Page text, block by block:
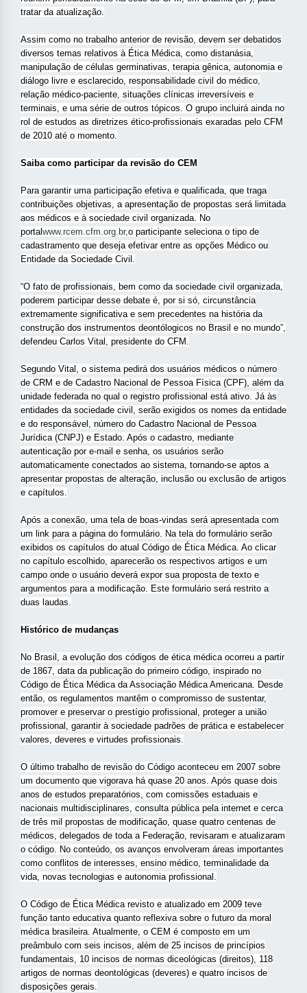
tratar da atualização.
Assim como no trabalho anterior de revisão, devem ser debatidos
diversos temas relativos à Ética Médica, como distanásia,
manipulação de células germinativas, terapia gênica, autonomia e
diálogo livre e esclarecido, responsabilidade civil do médico,
relação médico-paciente, situações clínicas irreversíveis e
terminais, e uma série de outros tópicos. O grupo incluirá ainda no
rol de estudos as diretrizes ético-profissionais exaradas pelo CFM
de 2010 até o momento.
Saiba como participar da revisão do CEM
Para garantir uma participação efetiva e qualificada, que traga
contribuições objetivas, a apresentação de propostas será limitada
aos médicos e à sociedade civil organizada. No
portalwww.rcem.cfm.org.br,o participante seleciona o tipo de
cadastramento que deseja efetivar entre as opções Médico ou
Entidade da Sociedade Civil.
“O fato de profissionais, bem como da sociedade civil organizada,
poderem participar desse debate é, por si só, circunstância
extremamente significativa e sem precedentes na história da
construção dos instrumentos deontólogicos no Brasil e no mundo”,
defendeu Carlos Vital, presidente do CFM.
Segundo Vital, o sistema pedirá dos usuários médicos o número
de CRM e de Cadastro Nacional de Pessoa Física (CPF), além da
unidade federada no qual o registro profissional está ativo. Já às
entidades da sociedade civil, serão exigidos os nomes da entidade
e do responsável, número do Cadastro Nacional de Pessoa
Jurídica (CNPJ) e Estado. Após o cadastro, mediante
autenticação por e-mail e senha, os usuários serão
automaticamente conectados ao sistema, tornando-se aptos a
apresentar propostas de alteração, inclusão ou exclusão de artigos
e capítulos.
Após a conexão, uma tela de boas-vindas será apresentada com
um link para a página do formulário. Na tela do formulário serão
exibidos os capítulos do atual Código de Ética Médica. Ao clicar
no capítulo escolhido, aparecerão os respectivos artigos e um
campo onde o usuário deverá expor sua proposta de texto e
argumentos para a modificação. Este formulário será restrito a
duas laudas.
Histórico de mudanças
No Brasil, a evolução dos códigos de ética médica ocorreu a partir
de 1867, data da publicação do primeiro código, inspirado no
Código de Ética Médica da Associação Médica Americana. Desde
então, os regulamentos mantêm o compromisso de sustentar,
promover e preservar o prestígio profissional, proteger a união
profissional, garantir à sociedade padrões de prática e estabelecer
valores, deveres e virtudes profissionais.
O último trabalho de revisão do Código aconteceu em 2007 sobre
um documento que vigorava há quase 20 anos. Após quase dois
anos de estudos preparatórios, com comissões estaduais e
nacionais multidisciplinares, consulta pública pela internet e cerca
de três mil propostas de modificação, quase quatro centenas de
médicos, delegados de toda a Federação, revisaram e atualizaram
o código. No conteúdo, os avanços envolveram áreas importantes
como conflitos de interesses, ensino médico, terminalidade da
vida, novas tecnologias e autonomia profissional.
O Código de Ética Médica revisto e atualizado em 2009 teve
função tanto educativa quanto reflexiva sobre o futuro da moral
médica brasileira. Atualmente, o CEM é composto em um
preâmbulo com seis incisos, além de 25 incisos de princípios
fundamentais, 10 incisos de normas diceológicas (direitos), 118
artigos de normas deontológicas (deveres) e quatro incisos de
disposições gerais.